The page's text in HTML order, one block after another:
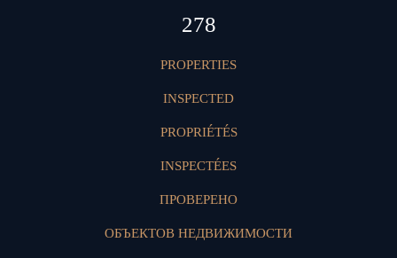
417
PROPERTIES
INSPECTED
PROPRIÉTÉS
INSPECTÉES
ПРОВЕРЕНО
ОБЪЕКТОВ НЕДВИЖИМОСТИ